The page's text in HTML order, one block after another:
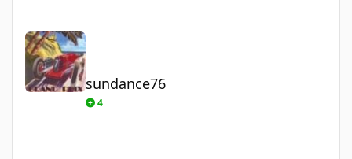
sundance76
sundance76
4